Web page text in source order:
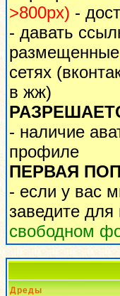
>800px) -
- давать
сетях
в жж)
- наличие
профиле
ПЕРВАЯ
- если у вас
заведите для
свободном
Дреды